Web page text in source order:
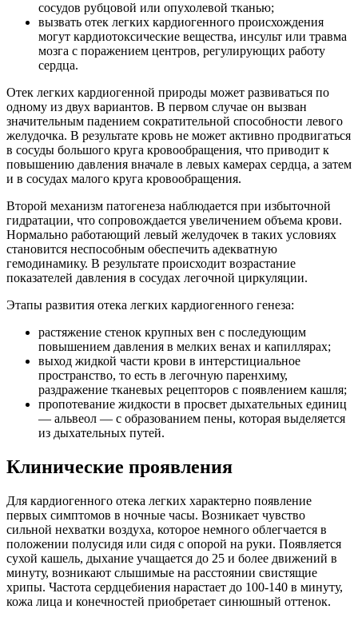
сосудов рубцовой или опухолевой тканью;
вызвать отек легких кардиогенного происхождения
могут кардиотоксические вещества, инсульт или травма
мозга с поражением центров, регулирующих работу
сердца.
Отек легких кардиогенной природы может развиваться по
одному из двух вариантов. В первом случае он вызван
значительным падением сократительной способности левого
желудочка. В результате кровь не может активно продвигаться
в сосуды большого круга кровообращения, что приводит к
повышению давления вначале в левых камерах сердца, а затем
и в сосудах малого круга кровообращения.
Второй механизм патогенеза наблюдается при избыточной
гидратации, что сопровождается увеличением объема крови.
Нормально работающий левый желудочек в таких условиях
становится неспособным обеспечить адекватную
гемодинамику. В результате происходит возрастание
показателей давления в сосудах легочной циркуляции.
Этапы развития отека легких кардиогенного генеза:
растяжение стенок крупных вен с последующим
повышением давления в мелких венах и капиллярах;
выход жидкой части крови в интерстициальное
пространство, то есть в легочную паренхиму,
раздражение тканевых рецепторов с появлением кашля;
пропотевание жидкости в просвет дыхательных единиц
— альвеол — с образованием пены, которая выделяется
из дыхательных путей.
Клинические проявления
Для кардиогенного отека легких характерно появление
первых симптомов в ночные часы. Возникает чувство
сильной нехватки воздуха, которое немного облегчается в
положении полусидя или сидя с опорой на руки. Появляется
сухой кашель, дыхание учащается до 25 и более движений в
минуту, возникают слышимые на расстоянии свистящие
хрипы. Частота сердцебиения нарастает до 100-140 в минуту,
кожа лица и конечностей приобретает синюшный оттенок.